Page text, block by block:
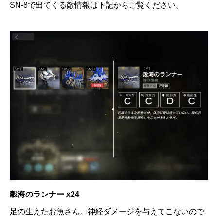
SN-8で出てくる敵情報は下記からご覧ください。
穀海のランナー x24
足の生えたお魚さん。神経ダメージを与えてこないので